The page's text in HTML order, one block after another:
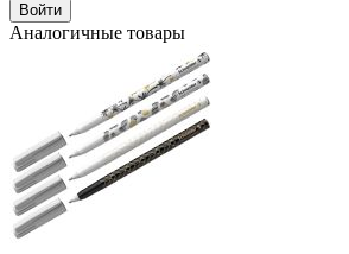
Войти
Аналогичные товары